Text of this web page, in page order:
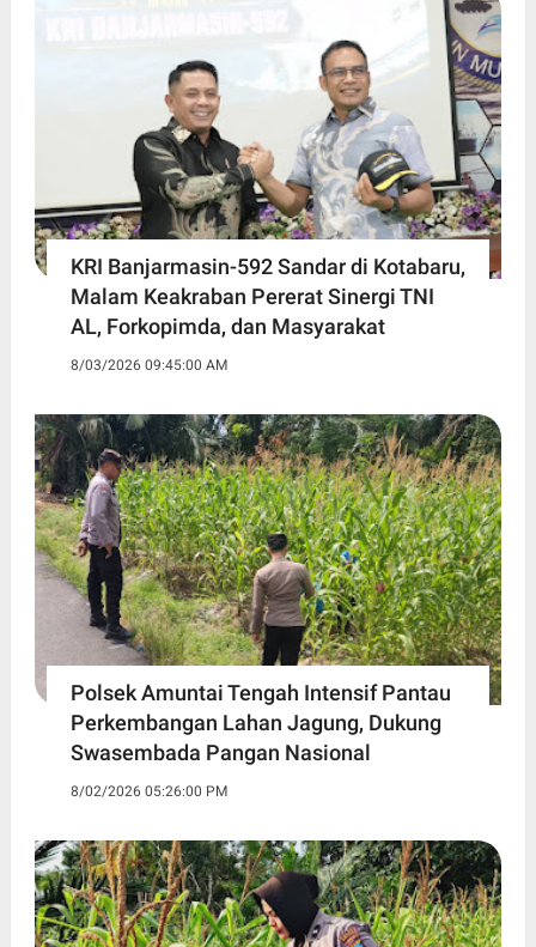
KRI Banjarmasin-592 Sandar di Kotabaru,
Malam Keakraban Pererat Sinergi TNI
AL, Forkopimda, dan Masyarakat
8/03/2026 09:45:00 AM
Polsek Amuntai Tengah Intensif Pantau
Perkembangan Lahan Jagung, Dukung
Swasembada Pangan Nasional
8/02/2026 05:26:00 PM